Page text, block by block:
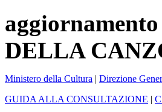
DELLA
Ministero della Cultura | Direzione
GUIDA ALLA CONSULTAZIONE |